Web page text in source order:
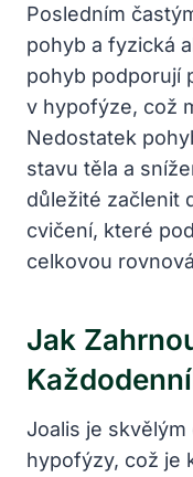
Posledním
pohyb a fyzická
pohyb podporují
v hypofýze, což
Nedostatek
stavu těla a
důležité začlenit
cvičení, které
celkovou
Jak
Joalis je
hypofýzy, což je